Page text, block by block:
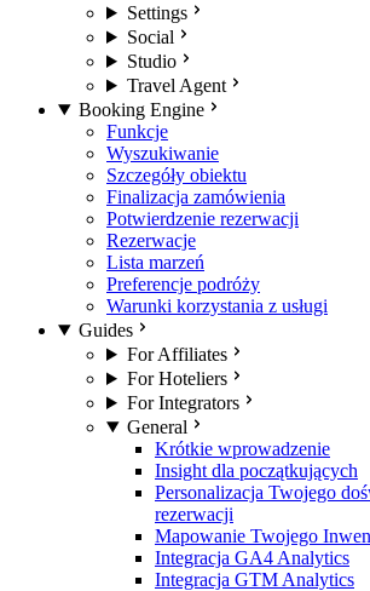
Settings
Social
Studio
Travel Agent
Booking Engine
Funkcje
Wyszukiwanie
Szczegóły obiektu
Finalizacja zamówienia
Potwierdzenie rezerwacji
Rezerwacje
Lista marzeń
Preferencje podróży
Warunki korzystania z usługi
Guides
For Affiliates
For Hoteliers
For Integrators
General
Krótkie wprowadzenie
Insight dla początkujących
Personalizacja Twojego
rezerwacji
Mapowanie Twojego
Integracja GA4 Analytics
Integracja GTM Analytics